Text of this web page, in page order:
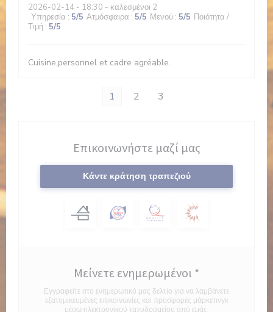
2026-02-14 - 18:30 - καλεσμένοι 2
Υπηρεσία : 5/5 Ατμόσφαιρα : 5/5 Μενού : 5/5 Ποιότητα /
Τιμή : 5/5
Cuisine,personnel et cadre agréable.
1 2 3
Επικοινωνήστε μαζί μας
Κάντε κράτηση τραπεζιού
Μείνετε ενημερωμένοι *
Εγγραφείτε στο ενημερωτικό μας δελτίο για να λαμβάνετε
εξατομικευμένες επικοινωνίες και προσφορές μάρκετινγκ
μέσω ηλεκτρονικού ταχυδρομείου από εμάς.